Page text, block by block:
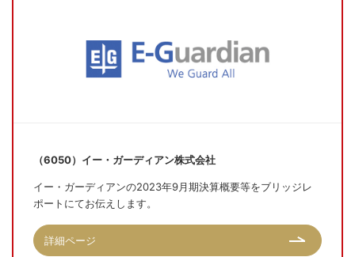
（6050）イー・ガーディアン株式会社
イー・ガーディアンの2023年9月期決算概要等をブリッジレ
ポートにてお伝えします。
詳細ページ